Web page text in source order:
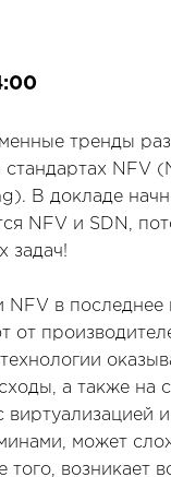
тренды
стандартах
В докладе
NFV и SDN,
задач!
в последнее
от
а также на
может
возникает